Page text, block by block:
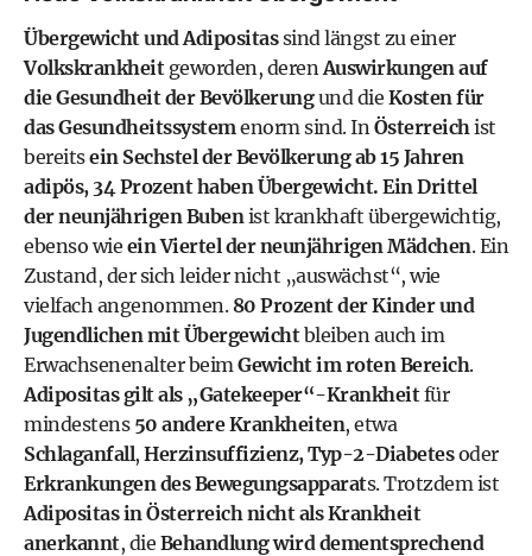
Übergewicht und Adipositassind längst zu einer
Volkskrankheitgeworden, deren Auswirkungen auf
die Gesundheit der Bevölkerungund die Kosten für
das Gesundheitssystem enorm sind. In Österreich ist
bereitsein Sechstel der Bevölkerung ab 15 Jahren
adipös, 34 Prozent haben Übergewicht. Ein Drittel
der neunjährigen Buben ist krankhaft übergewichtig,
ebenso wie ein Viertel der neunjährigen Mädchen. Ein
Zustand, der sich leider nicht „auswächst“, wie
vielfach angenommen. 80 Prozent der Kinder und
Jugendlichen mit Übergewichtbleiben auch im
Erwachsenenalter beim Gewicht im roten Bereich.
Adipositas gilt als „Gatekeeper“-Krankheitfür
mindestens 50 andere Krankheiten, etwa
Schlaganfall, Herzinsuffizienz, Typ-2-Diabetesoder
Erkrankungen des Bewegungsapparats. Trotzdem ist
Adipositas in Österreich nicht als Krankheit
anerkannt, die Behandlung wird dementsprechend